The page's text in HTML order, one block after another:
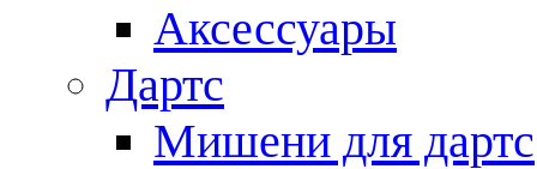
Аксессуары
Дартс
Мишени для дартс